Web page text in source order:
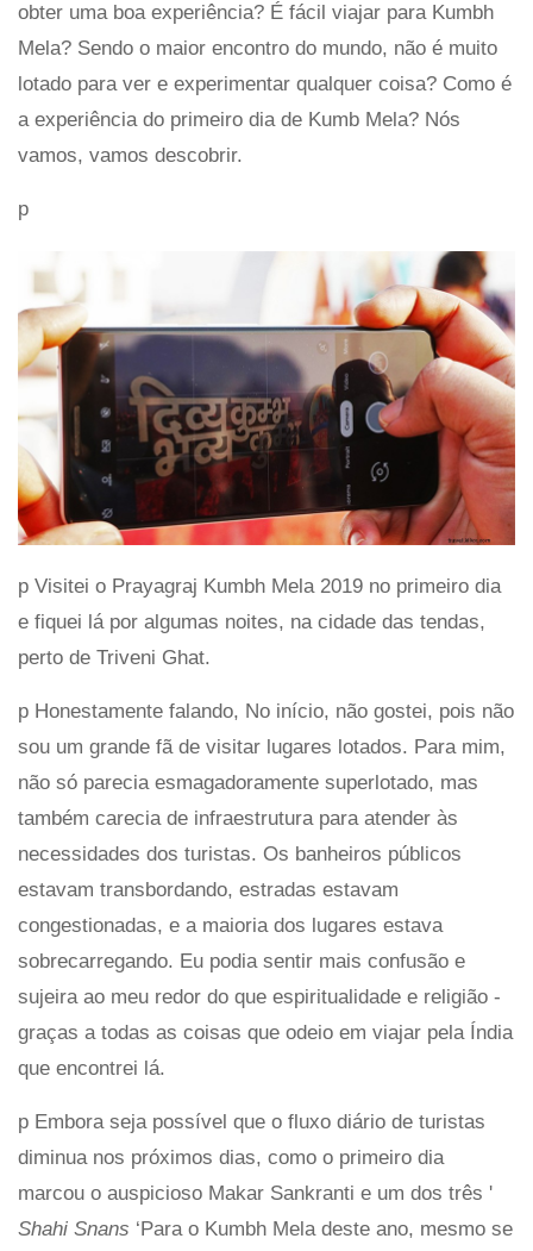
obter uma boa experiência? É fácil viajar para Kumbh
Mela? Sendo o maior encontro do mundo, não é muito
lotado para ver e experimentar qualquer coisa? Como é
a experiência do primeiro dia de Kumb Mela? Nós
vamos, vamos descobrir.
p
p Visitei o Prayagraj Kumbh Mela 2019 no primeiro dia
e fiquei lá por algumas noites, na cidade das tendas,
perto de Triveni Ghat.
p Honestamente falando, No início, não gostei, pois não
sou um grande fã de visitar lugares lotados. Para mim,
não só parecia esmagadoramente superlotado, mas
também carecia de infraestrutura para atender às
necessidades dos turistas. Os banheiros públicos
estavam transbordando, estradas estavam
congestionadas, e a maioria dos lugares estava
sobrecarregando. Eu podia sentir mais confusão e
sujeira ao meu redor do que espiritualidade e religião -
graças a todas as coisas que odeio em viajar pela Índia
que encontrei lá.
p Embora seja possível que o fluxo diário de turistas
diminua nos próximos dias, como o primeiro dia
marcou o auspicioso Makar Sankranti e um dos três '
Shahi Snans ‘Para o Kumbh Mela deste ano, mesmo se